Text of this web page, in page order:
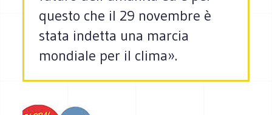
questo che il 29 novembre è
stata indetta una marcia
mondiale per il clima».